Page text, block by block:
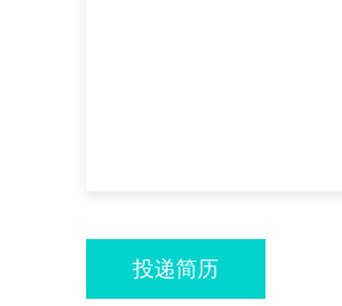
投递简历